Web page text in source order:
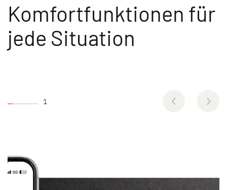
Komfortfunktionen für
jede Situation
1